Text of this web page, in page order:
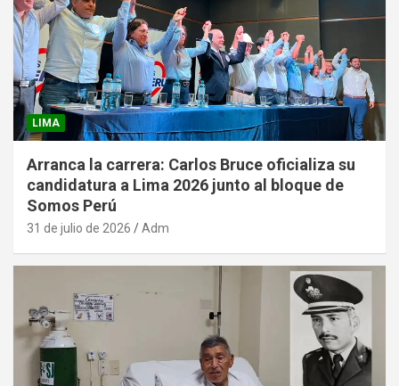
LIMA
Arranca la carrera: Carlos Bruce oficializa su
candidatura a Lima 2026 junto al bloque de
Somos Perú
31 de julio de 2026 Adm